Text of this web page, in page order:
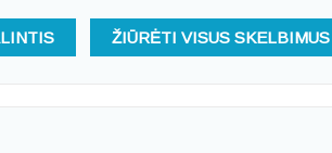
ŽIŪRĖTI VISUS SKELBIMUS